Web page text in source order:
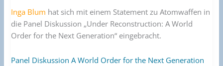
Inga Blum hat sich mit einem Statement zu Atomwaffen in
die Panel Diskussion „Under Reconstruction: A World
Order for the Next Generation“ eingebracht.
Panel Diskussion A World Order for the Next Generation